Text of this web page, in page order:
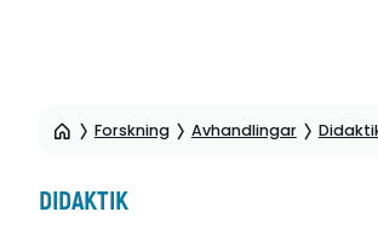
sidinnehåll
Forskning Avhandlingar
DIDAKTIK